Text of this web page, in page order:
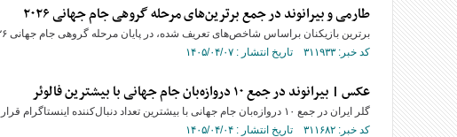
طارمی و بیرانوند در جمع برترین‌های مرحله گروهی جام جهانی ۲۰۲۶
برترین بازیکنان براساس شاخص‌های تعریف شده، در پایان مرحله گروهی جام جهانی ۲۰۲۶ مشخص شدند.
کد خبر: ۳۱۱۹۳۳ تاریخ انتشار : ۱۴۰۵/۰۴/۰۷
عکس | بیرانوند در جمع ۱۰ دروازه‌بان جام جهانی با بیشترین فالوئر
گلر ایران در جمع ۱۰ دروازه‌بان جام جهانی با بیشترین تعداد دنبال‌کننده اینستاگرام قرار گرفت.
کد خبر: ۳۱۱۶۸۲ تاریخ انتشار : ۱۴۰۵/۰۴/۰۴